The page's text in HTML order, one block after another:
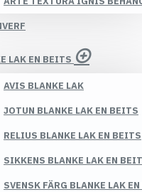
LAK EN BEITS
AVIS BLANKE LAK
JOTUN BLANKE LAK EN BEITS
RELIUS BLANKE LAK EN BEITS
SIKKENS BLANKE LAK EN
SVENSK FÄRG BLANKE LAK